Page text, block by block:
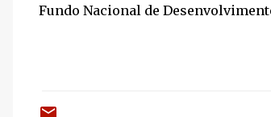
Fundo Nacional de